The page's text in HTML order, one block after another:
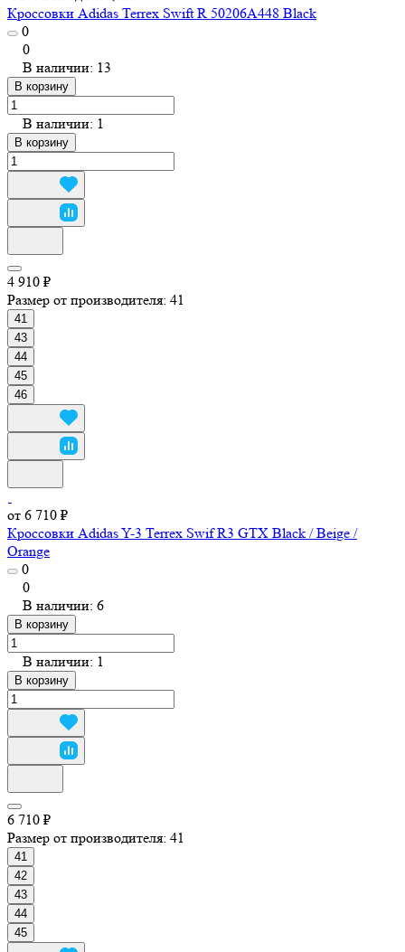
Кроссовки Adidas Terrex Swift R 50206A448 Black
0
0
В наличии: 13
В корзину
В наличии: 1
В корзину
4 910 ₽
Размер от производителя: 41
41
43
44
45
46
от 6 710 ₽
Кроссовки Adidas Y-3 Terrex Swif R3 GTX Black / Beige /
Orange
0
0
В наличии: 6
В корзину
В наличии: 1
В корзину
6 710 ₽
Размер от производителя: 41
41
42
43
44
45